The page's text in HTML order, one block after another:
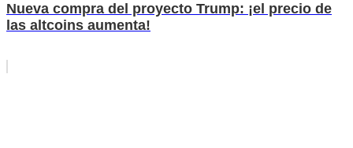
Nueva compra del proyecto Trump: ¡el precio de
las altcoins aumenta!